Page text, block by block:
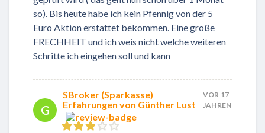
so). Bis heute habe ich kein Pfennig von der 5
Euro Aktion erstattet bekommen. Eine große
FRECHHEIT und ich weis nicht welche weiteren
Schritte ich eingehen soll und kann
G
SBroker (Sparkasse)
Erfahrungen von Günther Lust
VOR 17
JAHREN